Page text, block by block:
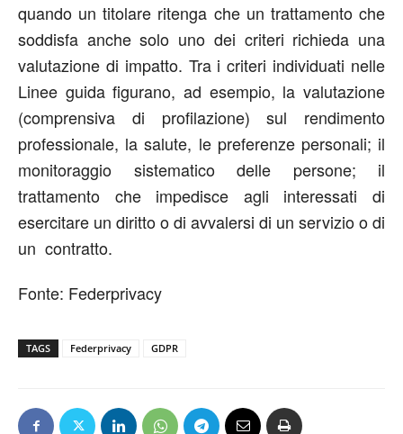
quando un titolare ritenga che un trattamento che
soddisfa anche solo uno dei criteri richieda una
valutazione di impatto. Tra i criteri individuati nelle
Linee guida figurano, ad esempio, la valutazione
(comprensiva di profilazione) sul rendimento
professionale, la salute, le preferenze personali; il
monitoraggio sistematico delle persone; il
trattamento che impedisce agli interessati di
esercitare un diritto o di avvalersi di un servizio o di
un contratto.
Fonte: Federprivacy
TAGS Federprivacy GDPR